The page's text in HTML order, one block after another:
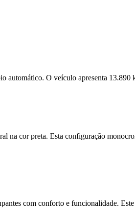
O veículo apresenta 13.890
na cor preta. Esta configuração
com conforto e funcionalidade.